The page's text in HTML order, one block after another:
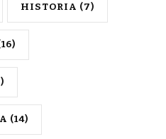
HISTORIA (7)
(14)